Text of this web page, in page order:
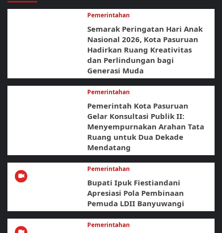
Pemerintahan
Semarak Peringatan Hari Anak
Nasional 2026, Kota Pasuruan
Hadirkan Ruang Kreativitas
dan Perlindungan bagi
Generasi Muda
Pemerintahan
Pemerintah Kota Pasuruan
Gelar Konsultasi Publik II:
Menyempurnakan Arahan Tata
Ruang untuk Dua Dekade
Mendatang
Pemerintahan
Bupati Ipuk Fiestiandani
Apresiasi Pola Pembinaan
Pemuda LDII Banyuwangi
Pemerintahan